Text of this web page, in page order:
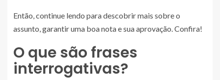
Então, continue lendo para descobrir mais sobre o
assunto, garantir uma boa nota e sua aprovação. Confira!
O que são frases
interrogativas?